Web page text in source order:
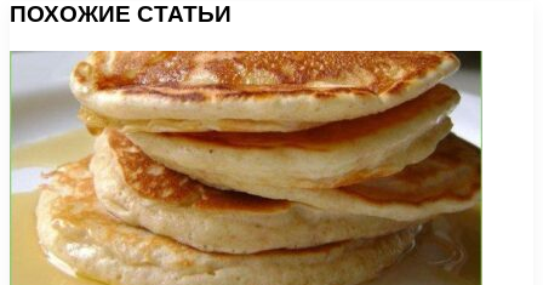
ПОХОЖИЕ СТАТЬИ